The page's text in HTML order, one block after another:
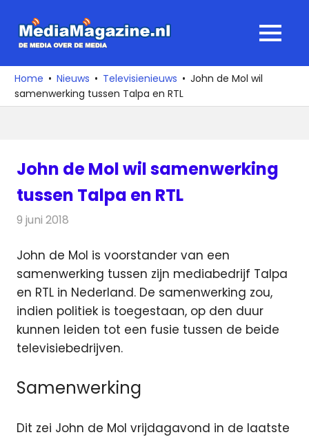
naar
media
over
de
MENU
Home Nieuws Televisienieuws
John de Mol wil
samenwerking tussen Talpa en RTL
John de Mol wil samenwerking
tussen Talpa en RTL
9 juni 2018
John de Mol is voorstander van een
samenwerking tussen zijn mediabedrijf Talpa
en RTL in Nederland. De samenwerking zou,
indien politiek is toegestaan, op den duur
kunnen leiden tot een fusie tussen de beide
televisiebedrijven.
Samenwerking
Dit zei John de Mol vrijdagavond in de laatste